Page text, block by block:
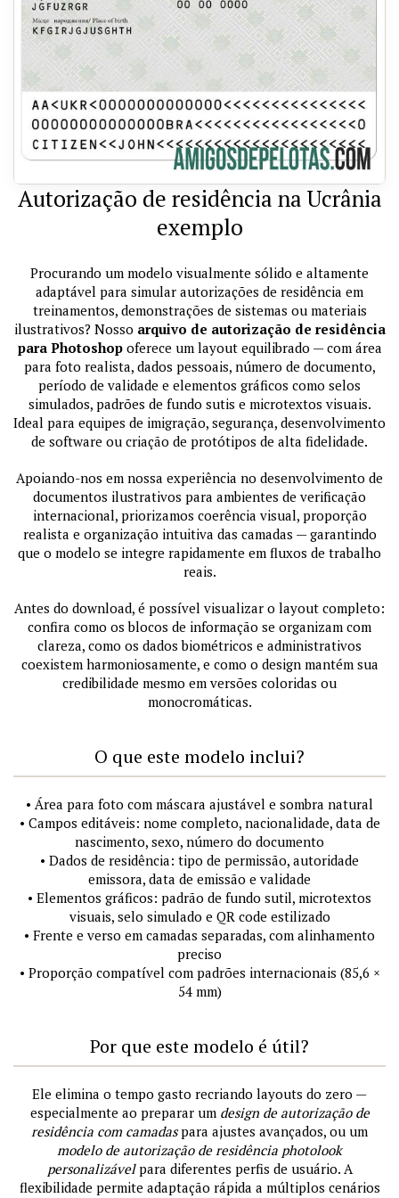
Autorização de residência na Ucrânia
exemplo
Procurando um modelo visualmente sólido e altamente
adaptável para simular autorizações de residência em
treinamentos, demonstrações de sistemas ou materiais
ilustrativos? Nosso arquivo de autorização de residência
para Photoshopoferece um layout equilibrado — com área
para foto realista, dados pessoais, número de documento,
período de validade e elementos gráficos como selos
simulados, padrões de fundo sutis e microtextos visuais.
Ideal para equipes de imigração, segurança, desenvolvimento
de software ou criação de protótipos de alta fidelidade.
Apoiando-nos em nossa experiência no desenvolvimento de
documentos ilustrativos para ambientes de verificação
internacional, priorizamos coerência visual, proporção
realista e organização intuitiva das camadas — garantindo
que o modelo se integre rapidamente em fluxos de trabalho
reais.
Antes do download, é possível visualizar o layout completo:
confira como os blocos de informação se organizam com
clareza, como os dados biométricos e administrativos
coexistem harmoniosamente, e como o design mantém sua
credibilidade mesmo em versões coloridas ou
monocromáticas.
O que este modelo inclui?
• Área para foto com máscara ajustável e sombra natural
• Campos editáveis: nome completo, nacionalidade, data de
nascimento, sexo, número do documento
• Dados de residência: tipo de permissão, autoridade
emissora, data de emissão e validade
• Elementos gráficos: padrão de fundo sutil, microtextos
visuais, selo simulado e QR code estilizado
• Frente e verso em camadas separadas, com alinhamento
preciso
• Proporção compatível com padrões internacionais (85,6 ×
54 mm)
Por que este modelo é útil?
Ele elimina o tempo gasto recriando layouts do zero —
especialmente ao preparar um design de autorização de
residência com camadaspara ajustes avançados, ou um
modelo de autorização de residência photolook
personalizávelpara diferentes perfis de usuário. A
flexibilidade permite adaptação rápida a múltiplos cenários